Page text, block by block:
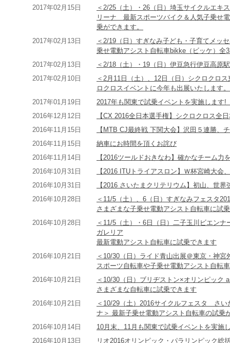
2017年02月15日
＜2/25（土）・26（日）埼玉サイクルエキ
リーナ 最新スポーツバイク＆人気子乗せ
乗ができます。
2017年02月13日
＜2/19（日）すぎなみ子ども・子育てメ
乗せ電動アシスト自転車bikke（ビッケ）全
2017年02月13日
＜2/18（土）・19（日）伊豆急行伊豆高原
2017年02月10日
＜2月11日（土）、12日（日）シクロクロ
ロクロスイベントに今年も出展いたします。
2017年01月19日
2017年も関東で試乗イベントを実施しま
2016年12月12日
【CX 2016全日本選手権】シクロクロス全
2016年11月15日
【MTB CJ最終戦 下関大会】沢田５連勝、
2016年11月15日
納車にお時間を頂くお詫び
2016年11月14日
【2016ツールドおきなわ】確かなチーム力
2016年10月31日
【2016 ITUトライアスロン】Ｗ杯宮崎大
2016年10月31日
【2016 さいたまクリテリウム】初山、世
2016年10月28日
＜11/5（土）、6（日）すぎなみフェスタ
さまざまな子乗せ電動アシスト自転車に試
2016年10月28日
＜11/5（土）・6日（日）二子玉川ビエン
ガレリア
最新電動アシスト自転車に試乗できます
2016年10月21日
＜10/30（日）ライド青山出展＠東京・神宮
スポーツ自転車や子乗せ電動アシスト自転
2016年10月21日
＜10/30（日）ブリヂストン×オリンピック
さまざまな自転車に試乗できます
2016年10月21日
＜10/29（土）2016サイクルフェスタ さ
ナ＞ 最新子乗せ電動アシスト自転車の試乗
2016年10月14日
10月末、11月も関東で試乗イベントを実
2016年10月13日
リオ2016オリンピック・パラリンピック総